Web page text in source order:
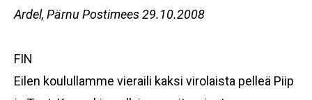
Ardel, Pärnu Postimees 29.10.2008
FIN
Eilen koulullamme vieraili kaksi virolaista pelleä Piip